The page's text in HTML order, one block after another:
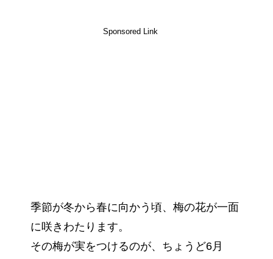
Sponsored Link
季節が冬から春に向かう頃、梅の花が一面
に咲きわたります。
その梅が実をつけるのが、ちょうど6月